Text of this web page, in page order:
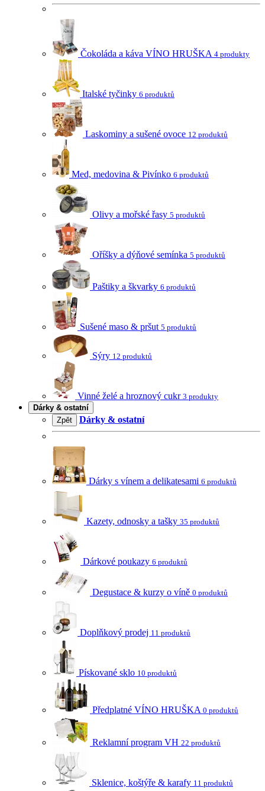
Čokoláda a káva VÍNO HRUŠKA 4 produkty
Italské tyčinky 6 produktů
Laskominy a sušené ovoce 12 produktů
Med, medovina & Pivínko 6 produktů
Olivy a mořské řasy 5 produktů
Oříšky a dýňové semínka 5 produktů
Paštiky a škvarky 6 produktů
Sušené maso & pršut 5 produktů
Sýry 12 produktů
Vinné želé a hroznový cukr 3 produkty
Dárky & ostatní
Zpět
Dárky & ostatní
Dárky s vínem a delikatesami 6 produktů
Kazety, odnosky a tašky 35 produktů
Dárkové poukazy 6 produktů
Degustace & kurzy o víně 0 produktů
Doplňkový prodej 11 produktů
Pískované sklo 10 produktů
Předplatné VÍNO HRUŠKA 0 produktů
Reklamní program VH 22 produktů
Sklenice, koštýře & karafy 11 produktů